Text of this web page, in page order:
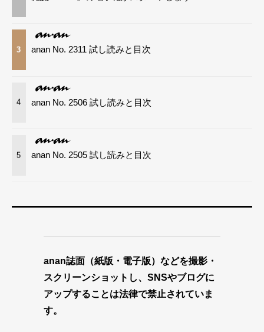
3 anan No. 2311 試し読みと目次
4 anan No. 2506 試し読みと目次
5 anan No. 2505 試し読みと目次
anan誌面（紙版・電子版）などを撮影・
スクリーンショットし、SNSやブログに
アップすることは法律で禁止されていま
す。